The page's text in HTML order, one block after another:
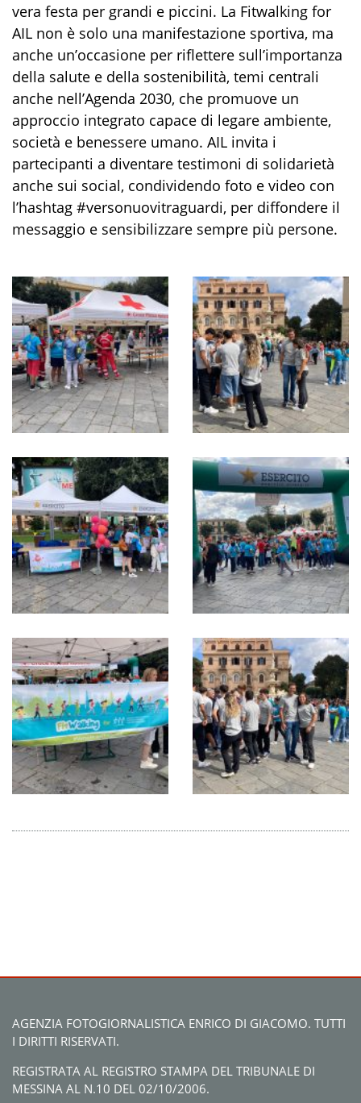
vera festa per grandi e piccini. La Fitwalking for
AIL non è solo una manifestazione sportiva, ma
anche un’occasione per riflettere sull’importanza
della salute e della sostenibilità, temi centrali
anche nell’Agenda 2030, che promuove un
approccio integrato capace di legare ambiente,
società e benessere umano. AIL invita i
partecipanti a diventare testimoni di solidarietà
anche sui social, condividendo foto e video con
l’hashtag #versonuovitraguardi, per diffondere il
messaggio e sensibilizzare sempre più persone.
AGENZIA FOTOGIORNALISTICA ENRICO DI GIACOMO. TUTTI
I DIRITTI RISERVATI.
REGISTRATA AL REGISTRO STAMPA DEL TRIBUNALE DI
MESSINA AL N.10 DEL 02/10/2006.